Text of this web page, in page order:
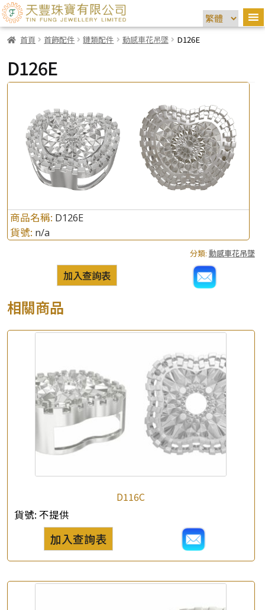
首頁 首飾配件 鏈類配件 動感車花吊墜 D126E
D126E
商品名稱: D126E
貨號: n/a
分類: 動感車花吊墜
加入查詢表
相關商品
D116C
貨號: 不提供
加入查詢表